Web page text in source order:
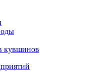
кувшинов